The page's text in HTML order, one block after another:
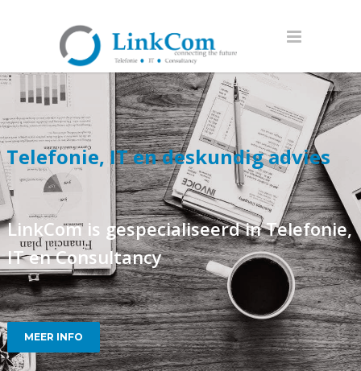
MEER INFO
LinkCom is gespecialiseerd in Telefonie,
IT en Consultancy
Telefonie, IT en deskundig advies